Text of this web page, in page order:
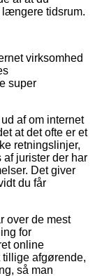
tidsrum.
virksomhed
super
af om internet
at det ofte er et
retningslinjer,
jurister der har
Det giver
du får
over de mest
for
online
tillige afgørende,
så man